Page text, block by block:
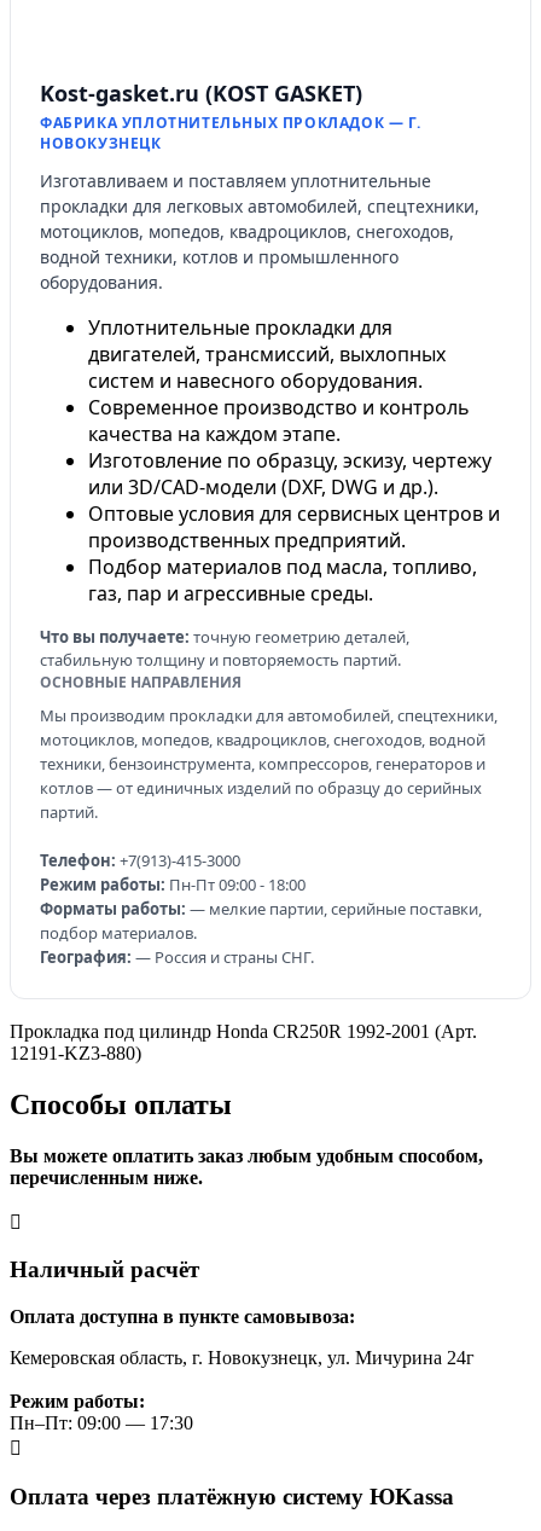
Kost-gasket.ru (KOST GASKET)
ФАБРИКА УПЛОТНИТЕЛЬНЫХ ПРОКЛАДОК — Г.
НОВОКУЗНЕЦК
Изготавливаем и поставляем уплотнительные
прокладки для легковых автомобилей, спецтехники,
мотоциклов, мопедов, квадроциклов, снегоходов,
водной техники, котлов и промышленного
оборудования.
Уплотнительные прокладки для
двигателей, трансмиссий, выхлопных
систем и навесного оборудования.
Современное производство и контроль
качества на каждом этапе.
Изготовление по образцу, эскизу, чертежу
или 3D/CAD-модели (DXF, DWG и др.).
Оптовые условия для сервисных центров и
производственных предприятий.
Подбор материалов под масла, топливо,
газ, пар и агрессивные среды.
Что вы получаете: точную геометрию деталей,
стабильную толщину и повторяемость партий.
ОСНОВНЫЕ НАПРАВЛЕНИЯ
Мы производим прокладки для автомобилей, спецтехники,
мотоциклов, мопедов, квадроциклов, снегоходов, водной
техники, бензоинструмента, компрессоров, генераторов и
котлов — от единичных изделий по образцу до серийных
партий.
Телефон: +7(913)-415-3000
Режим работы: Пн-Пт 09:00 - 18:00
Форматы работы: — мелкие партии, серийные поставки,
подбор материалов.
География: — Россия и страны СНГ.
Прокладка под цилиндр Honda CR250R 1992-2001 (Арт.
12191-KZ3-880)
Способы оплаты
Вы можете оплатить заказ любым удобным способом,
перечисленным ниже.
Наличный расчёт
Оплата доступна в пункте самовывоза:
Кемеровская область, г. Новокузнецк, ул. Мичурина 24г
Режим работы:
Пн–Пт: 09:00 — 17:30
Оплата через платёжную систему ЮKassa